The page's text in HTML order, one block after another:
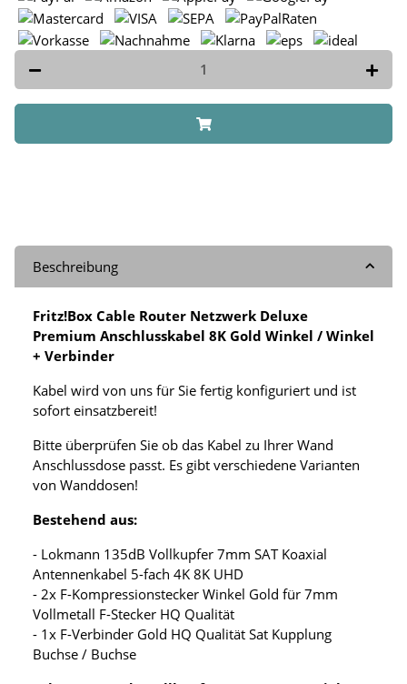
Beschreibung
Fritz!Box Cable Router Netzwerk Deluxe
Premium Anschlusskabel 8K Gold Winkel / Winkel
+ Verbinder
Kabel wird von uns für Sie fertig konfiguriert und ist
sofort einsatzbereit!
Bitte überprüfen Sie ob das Kabel zu Ihrer Wand
Anschlussdose passt. Es gibt verschiedene Varianten
von Wanddosen!
Bestehend aus:
- Lokmann 135dB Vollkupfer 7mm SAT Koaxial
Antennenkabel 5-fach 4K 8K UHD
- 2x F-Kompressionstecker Winkel Gold für 7mm
Vollmetall F-Stecker HQ Qualität
- 1x F-Verbinder Gold HQ Qualität Sat Kupplung
Buchse / Buchse